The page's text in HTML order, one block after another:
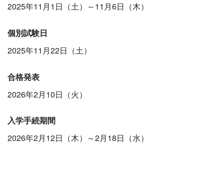
2025年11月1日（土）～11月6日（木）
個別試験日
2025年11月22日（土）
合格発表
2026年2月10日（火）
入学手続期間
2026年2月12日（木）～2月18日（水）